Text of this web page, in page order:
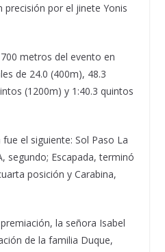
precisión por el jinete Yonis
metros del evento en
de 24.0 (400m), 48.3
(1200m) y 1:40.3 quintos
el siguiente: Sol Paso La
, segundo; Escapada, terminó
posición y Carabina,
la señora Isabel
de la familia Duque,